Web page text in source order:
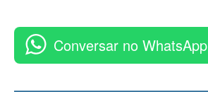
Conversar no WhatsApp